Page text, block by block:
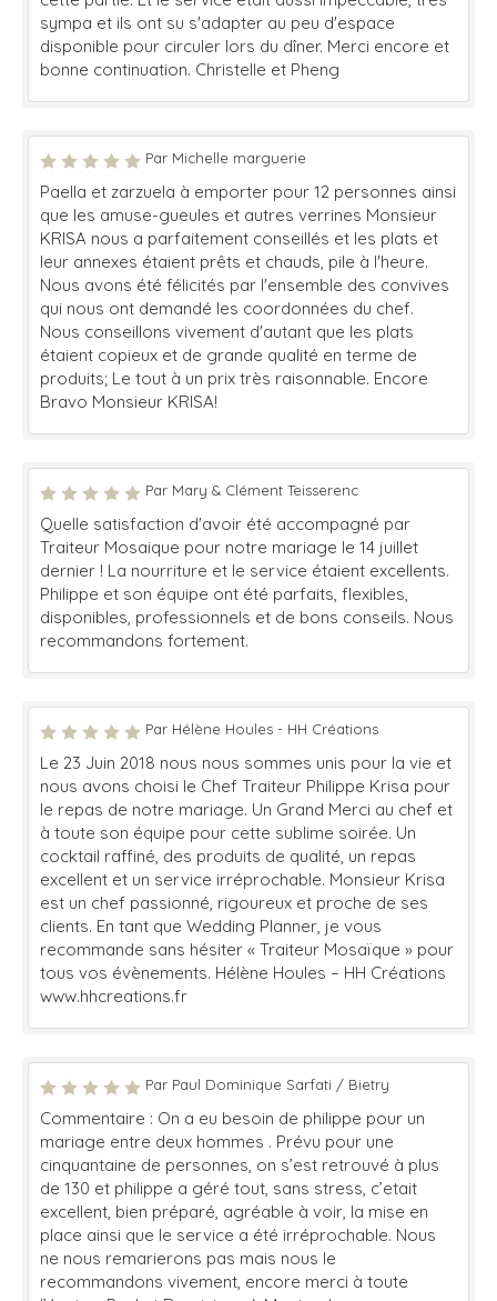
sympa et ils ont su s'adapter au peu d'espace
disponible pour circuler lors du dîner. Merci encore et
bonne continuation. Christelle et Pheng
Par Michelle marguerie
Paella et zarzuela à emporter pour 12 personnes ainsi
que les amuse-gueules et autres verrines Monsieur
KRISA nous a parfaitement conseillés et les plats et
leur annexes étaient prêts et chauds, pile à l'heure.
Nous avons été félicités par l'ensemble des convives
qui nous ont demandé les coordonnées du chef.
Nous conseillons vivement d'autant que les plats
étaient copieux et de grande qualité en terme de
produits; Le tout à un prix très raisonnable. Encore
Bravo Monsieur KRISA!
Par Mary & Clément Teisserenc
Quelle satisfaction d'avoir été accompagné par
Traiteur Mosaique pour notre mariage le 14 juillet
dernier ! La nourriture et le service étaient excellents.
Philippe et son équipe ont été parfaits, flexibles,
disponibles, professionnels et de bons conseils. Nous
recommandons fortement.
Par Hélène Houles - HH Créations
Le 23 Juin 2018 nous nous sommes unis pour la vie et
nous avons choisi le Chef Traiteur Philippe Krisa pour
le repas de notre mariage. Un Grand Merci au chef et
à toute son équipe pour cette sublime soirée. Un
cocktail raffiné, des produits de qualité, un repas
excellent et un service irréprochable. Monsieur Krisa
est un chef passionné, rigoureux et proche de ses
clients. En tant que Wedding Planner, je vous
recommande sans hésiter « Traiteur Mosaïque » pour
tous vos évènements. Hélène Houles – HH Créations
www.hhcreations.fr
Par Paul Dominique Sarfati / Bietry
Commentaire : On a eu besoin de philippe pour un
mariage entre deux hommes . Prévu pour une
cinquantaine de personnes, on s’est retrouvé à plus
de 130 et philippe a géré tout, sans stress, c’etait
excellent, bien préparé, agréable à voir, la mise en
place ainsi que le service a été irréprochable. Nous
ne nous remarierons pas mais nous le
recommandons vivement, encore merci à toute